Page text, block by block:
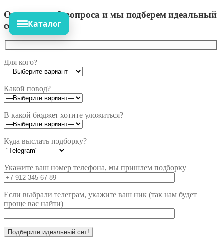
Ответьте на 3 вопроса и мы подберем идеальный
сет!
Для кого?
Какой повод?
В какой бюджет хотите уложиться?
Куда выслать подборку?
Укажите ваш номер телефона, мы пришлем подборку
Если выбрали телеграм, укажите ваш ник (так нам будет
проще вас найти)
Каталог